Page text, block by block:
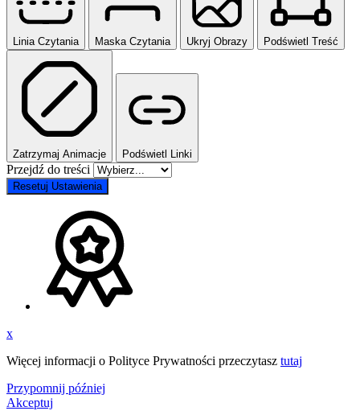
Linia Czytania Maska Czytania Ukryj Obrazy Podświetl Treść
Zatrzymaj Animacje Podświetl Linki
Przejdź do treści
Resetuj Ustawienia
x
Więcej informacji o Polityce Prywatności przeczytasz tutaj
Przypomnij później
Akceptuj